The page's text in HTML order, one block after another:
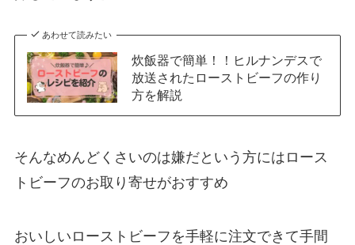
あわせて読みたい
炊飯器で簡単！！ヒルナンデスで
放送されたローストビーフの作り
方を解説
そんなめんどくさいのは嫌だという方にはロース
トビーフのお取り寄せがおすすめ
おいしいローストビーフを手軽に注文できて手間